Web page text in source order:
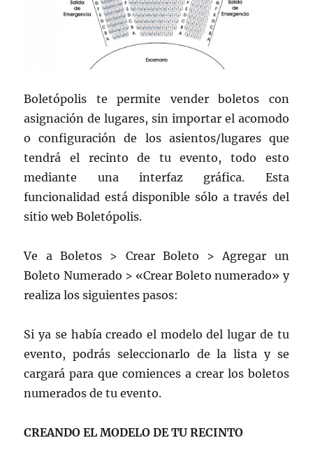
Boletópolis te permite vender boletos con
asignación de lugares, sin importar el acomodo
o configuración de los asientos/lugares que
tendrá el recinto de tu evento, todo esto
mediante una interfaz gráfica. Esta
funcionalidad está disponible sólo a través del
sitio web Boletópolis.
Ve a Boletos > Crear Boleto > Agregar un
Boleto Numerado > «Crear Boleto numerado» y
realiza los siguientes pasos:
Si ya se había creado el modelo del lugar de tu
evento, podrás seleccionarlo de la lista y se
cargará para que comiences a crear los boletos
numerados de tu evento.
CREANDO EL MODELO DE TU RECINTO